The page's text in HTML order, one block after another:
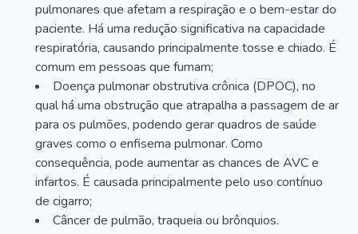
pulmonares que afetam a respiração e o bem-estar do
paciente. Há uma redução significativa na capacidade
respiratória, causando principalmente tosse e chiado. É
comum em pessoas que fumam;
Doença pulmonar obstrutiva crônica (DPOC), no
qual há uma obstrução que atrapalha a passagem de ar
para os pulmões, podendo gerar quadros de saúde
graves como o enfisema pulmonar. Como
consequência, pode aumentar as chances de AVC e
infartos. É causada principalmente pelo uso contínuo
de cigarro;
Câncer de pulmão, traqueia ou brônquios.